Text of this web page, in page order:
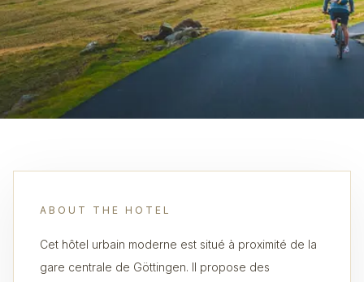
ABOUT THE HOTEL
Cet hôtel urbain moderne est situé à proximité de la
gare centrale de Göttingen. Il propose des